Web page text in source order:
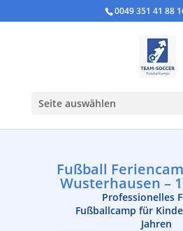
0049 351 41 88
Seite auswählen
Fußball
Wusterhausen –
Professionelles
Fußballcamp für
Jahren